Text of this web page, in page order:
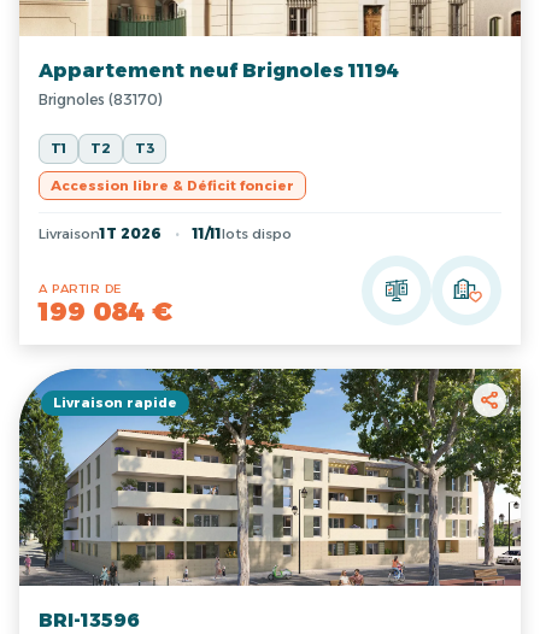
Appartement neuf Brignoles 11194
Brignoles (83170)
T1 T2 T3
Accession libre & Déficit foncier
Livraison1T 2026 11/11 lots dispo
A PARTIR DE
199 084 €
Livraison rapide
BRI-13596